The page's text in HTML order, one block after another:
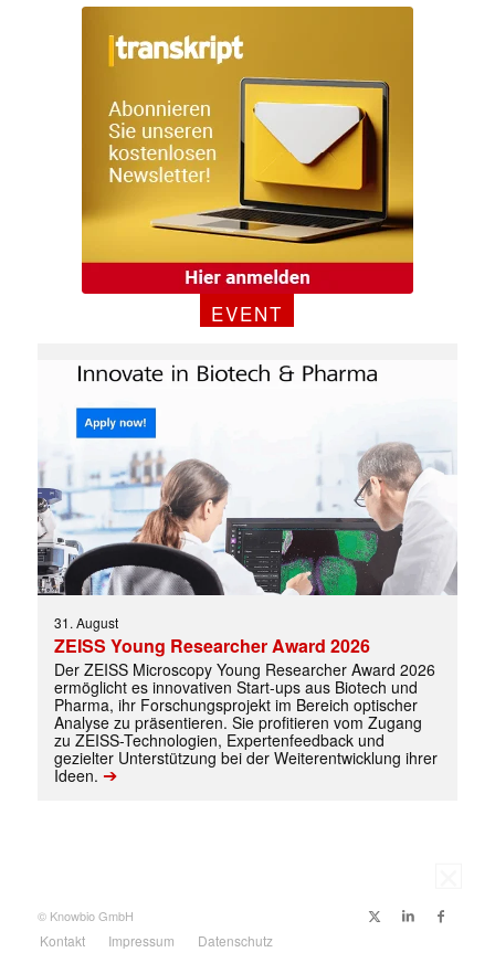
EVENT
31. August
ZEISS Young Researcher Award 2026
Der ZEISS Microscopy Young Researcher Award 2026
ermöglicht es innovativen Start-ups aus Biotech und
Pharma, ihr Forschungsprojekt im Bereich optischer
Analyse zu präsentieren. Sie profitieren vom Zugang
zu ZEISS-Technologien, Expertenfeedback und
gezielter Unterstützung bei der Weiterentwicklung ihrer
Ideen. ➔
© Knowbio GmbH
Kontakt Impressum Datenschutz